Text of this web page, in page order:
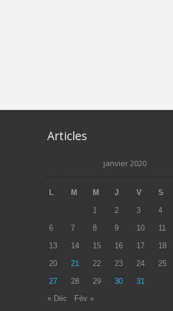
Articles
janvier 2020
L M M J V S
1
2 3 4
6
7 8 9 10 11
13
14 15 16 17 18
20
21 22 23 24 25
27
28 29 30
31
« Déc
Fév »